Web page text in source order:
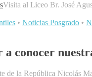
Visita al Liceo Br. José
• Noticias Posgrado •
conocer
de la República